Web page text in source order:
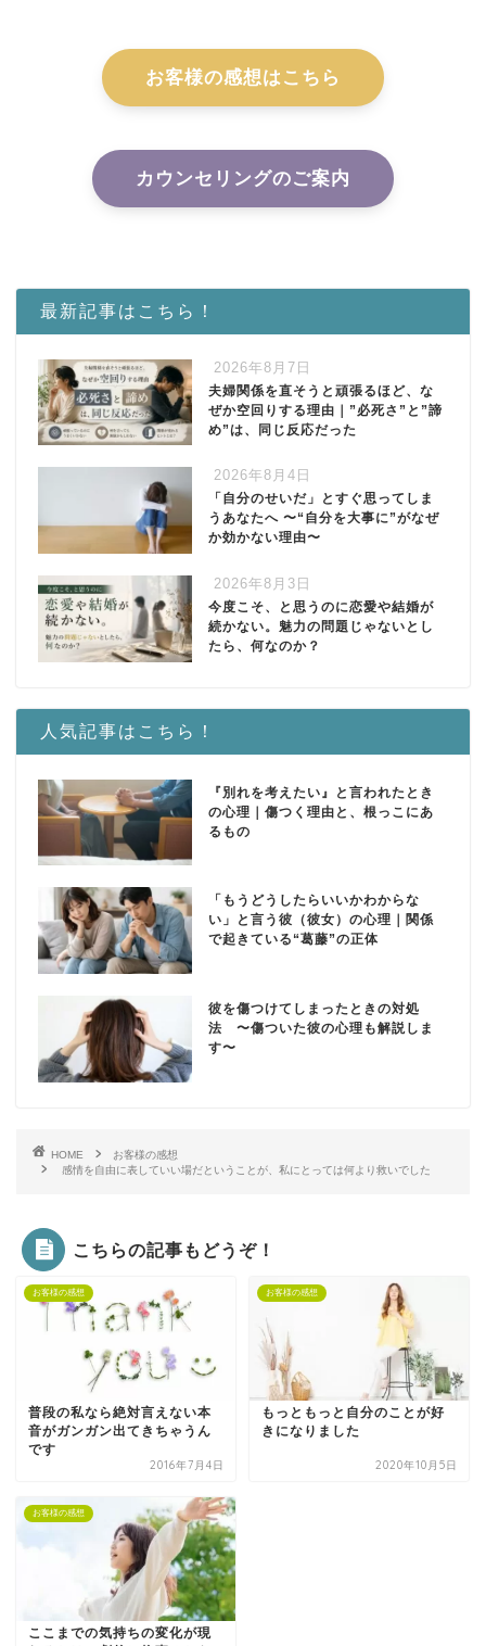
お客様の感想はこちら
カウンセリングのご案内
最新記事はこちら！
2026年8月7日
夫婦関係を直そうと頑張るほど、な
ぜか空回りする理由｜”必死さ”と”諦
め”は、同じ反応だった
2026年8月4日
「自分のせいだ」とすぐ思ってしま
うあなたへ 〜“自分を大事に”がなぜ
か効かない理由〜
2026年8月3日
今度こそ、と思うのに恋愛や結婚が
続かない。魅力の問題じゃないとし
たら、何なのか？
人気記事はこちら！
『別れを考えたい』と言われたとき
の心理｜傷つく理由と、根っこにあ
るもの
「もうどうしたらいいかわからな
い」と言う彼（彼女）の心理｜関係
で起きている“葛藤”の正体
彼を傷つけてしまったときの対処
法 〜傷ついた彼の心理も解説しま
す〜
HOME
お客様の感想
感情を自由に表していい場だということが、私にとっては何より救いでした
こちらの記事もどうぞ！
お客様の感想
普段の私なら絶対言えない本
音がガンガン出てきちゃうん
です
2016年7月4日
お客様の感想
もっともっと自分のことが好
きになりました
2020年10月5日
お客様の感想
ここまでの気持ちの変化が現